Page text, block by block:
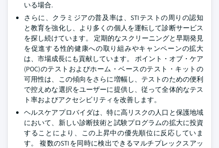
いる場合.
さらに、クラミジアの普及率は、STIテストの周りの認知
と教育を強化し、より多くの個人を運転して診断サービス
を探し続けています。 定期的なスクリーニングと早期発見
を促進する性的健康への取り組みやキャンペーンの拡大
は、市場成長にも貢献しています。 ポイント・オブ・ケア
(POC)のテストおよびホーム・ベースのテスト・キットの
可用性は、この傾向をさらに増幅し、テストのための便利
で控えめな選択をユーザーに提供し、従って全体的なテス
ト率およびアクセシビリティを改善します。
ヘルスケアプロバイダは、特に高リスクの人口と保護地域
において、新しい診断技術と試験プログラムの拡大に投資
することにより、この上昇中の優先順位に反応していま
す。 複数のSTIを同時に検出できるマルチプレックスアッ